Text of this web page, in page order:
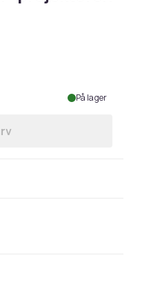
På lager
Lamp - Nebula Star -